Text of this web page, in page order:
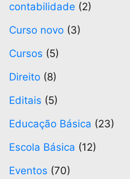
contabilidade (2)
Curso novo (3)
Cursos (5)
Direito (8)
Editais (5)
Educação Básica (23)
Escola Básica (12)
Eventos (70)